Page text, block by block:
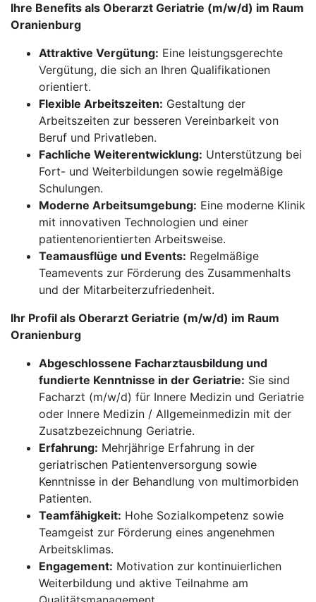
Ihre Benefits als Oberarzt Geriatrie (m/w/d) im Raum
Oranienburg
Attraktive Vergütung: Eine leistungsgerechte
Vergütung, die sich an Ihren Qualifikationen
orientiert.
Flexible Arbeitszeiten: Gestaltung der
Arbeitszeiten zur besseren Vereinbarkeit von
Beruf und Privatleben.
Fachliche Weiterentwicklung: Unterstützung bei
Fort- und Weiterbildungen sowie regelmäßige
Schulungen.
Moderne Arbeitsumgebung: Eine moderne Klinik
mit innovativen Technologien und einer
patientenorientierten Arbeitsweise.
Teamausflüge und Events: Regelmäßige
Teamevents zur Förderung des Zusammenhalts
und der Mitarbeiterzufriedenheit.
Ihr Profil als Oberarzt Geriatrie (m/w/d) im Raum
Oranienburg
Abgeschlossene Facharztausbildung und
fundierte Kenntnisse in der Geriatrie: Sie sind
Facharzt (m/w/d) für Innere Medizin und Geriatrie
oder Innere Medizin / Allgemeinmedizin mit der
Zusatzbezeichnung Geriatrie.
Erfahrung: Mehrjährige Erfahrung in der
geriatrischen Patientenversorgung sowie
Kenntnisse in der Behandlung von multimorbiden
Patienten.
Teamfähigkeit: Hohe Sozialkompetenz sowie
Teamgeist zur Förderung eines angenehmen
Arbeitsklimas.
Engagement: Motivation zur kontinuierlichen
Weiterbildung und aktive Teilnahme am